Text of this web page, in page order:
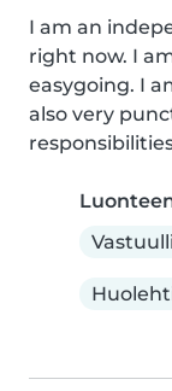
I am an
right now. I
easygoing. I
also very